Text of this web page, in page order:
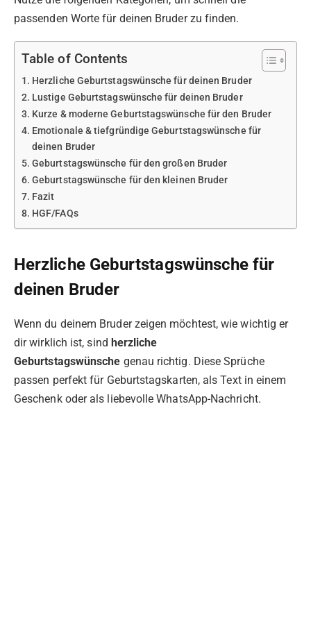
passenden Worte für deinen Bruder zu finden.
Table of Contents
Herzliche Geburtstagswünsche für deinen Bruder
Lustige Geburtstagswünsche für deinen Bruder
Kurze & moderne Geburtstagswünsche für den Bruder
Emotionale & tiefgründige Geburtstagswünsche für
deinen Bruder
Geburtstagswünsche für den großen Bruder
Geburtstagswünsche für den kleinen Bruder
Fazit
HGF/FAQs
Herzliche Geburtstagswünsche für
deinen Bruder
Wenn du deinem Bruder zeigen möchtest, wie wichtig er
dir wirklich ist, sind herzliche
Geburtstagswünsche genau richtig. Diese Sprüche
passen perfekt für Geburtstagskarten, als Text in einem
Geschenk oder als liebevolle WhatsApp-Nachricht.